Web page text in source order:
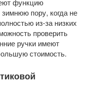
функцию
пору, когда не
из-за низких
проверить
ручки имеют
стоимость.